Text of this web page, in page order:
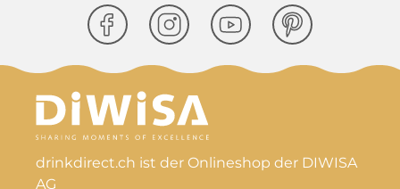
drinkdirect.ch ist der Onlineshop der DIWISA
AG